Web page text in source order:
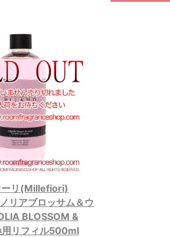
ーリ(Millefiori)
リアブロッサム＆ウ
BLOSSOM &
リフィル500ml